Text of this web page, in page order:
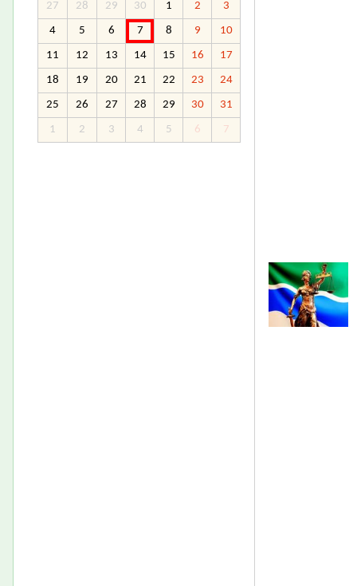
27
28 29 30 1 2 3
4 5 6 7 8 9 10
11 12 13 14 15 16 17
18 19 20 21 22 23 24
25 26 27 28 29 30 31
1 2 3 4 5 6 7